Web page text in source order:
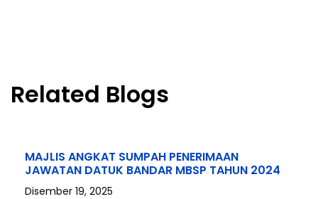
Related Blogs
MAJLIS ANGKAT SUMPAH PENERIMAAN
JAWATAN DATUK BANDAR MBSP TAHUN 2024
Disember 19, 2025